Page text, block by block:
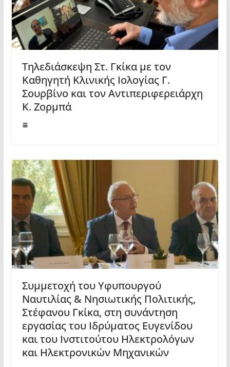
Τηλεδιάσκεψη Στ. Γκίκα με τον
Καθηγητή Κλινικής Ιολογίας Γ.
Σουρβίνο και τον Αντιπεριφερειάρχη
Κ. Ζορμπά
Συμμετοχή του Υφυπουργού
Ναυτιλίας & Νησιωτικής Πολιτικής,
Στέφανου Γκίκα, στη συνάντηση
εργασίας του Ιδρύματος Ευγενίδου
και του Ινστιτούτου Ηλεκτρολόγων
και Ηλεκτρονικών Mηχανικών